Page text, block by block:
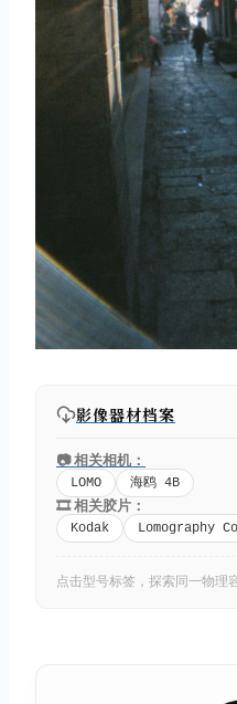
影像器材档案
📷 相关相机：
LOMO 海鸥 4B
🎞️ 相关胶片：
Kodak Lomography
点击型号标签，探索同一物理